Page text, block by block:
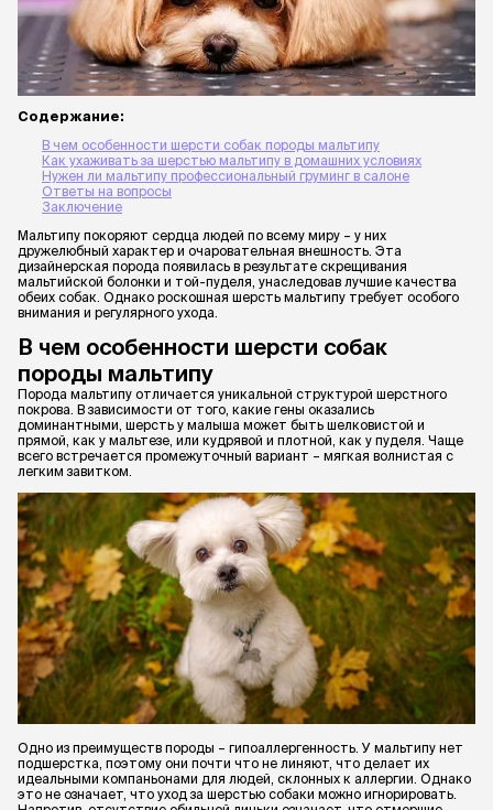
Содержание:
В чем особенности шерсти собак породы мальтипу
Как ухаживать за шерстью мальтипу в домашних условиях
Нужен ли мальтипу профессиональный груминг в салоне
Ответы на вопросы
Заключение
Мальтипу покоряют сердца людей по всему миру – у них
дружелюбный характер и очаровательная внешность. Эта
дизайнерская порода появилась в результате скрещивания
мальтийской болонки и той-пуделя, унаследовав лучшие качества
обеих собак. Однако роскошная шерсть мальтипу требует особого
внимания и регулярного ухода.
В чем особенности шерсти собак
породы мальтипу
Порода мальтипу отличается уникальной структурой шерстного
покрова. В зависимости от того, какие гены оказались
доминантными, шерсть у малыша может быть шелковистой и
прямой, как у мальтезе, или кудрявой и плотной, как у пуделя. Чаще
всего встречается промежуточный вариант – мягкая волнистая с
легким завитком.
Одно из преимуществ породы – гипоаллергенность. У мальтипу нет
подшерстка, поэтому они почти что не линяют, что делает их
идеальными компаньонами для людей, склонных к аллергии. Однако
это не означает, что уход за шерстью собаки можно игнорировать.